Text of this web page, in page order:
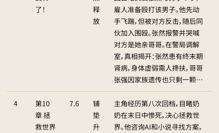
了！
释
放
雇人准备殴打该男子。他先动
手飞踹，但被对方反击，随后同
伙加入围殴。张然报警并哭喊
对方是她亲哥哥。在警局调解
室，真相揭开：张然患有终末期
肾病，身体虚弱需人搀扶，哥哥
张强因家族遗传也只剩一颗…
4
第10
章 拯
救世界
7.6
铺
垫
升
主角经历第八次回档，目睹奶
奶在末日中惨死，决心拯救世
界。他咨询AI和小说寻找方案，